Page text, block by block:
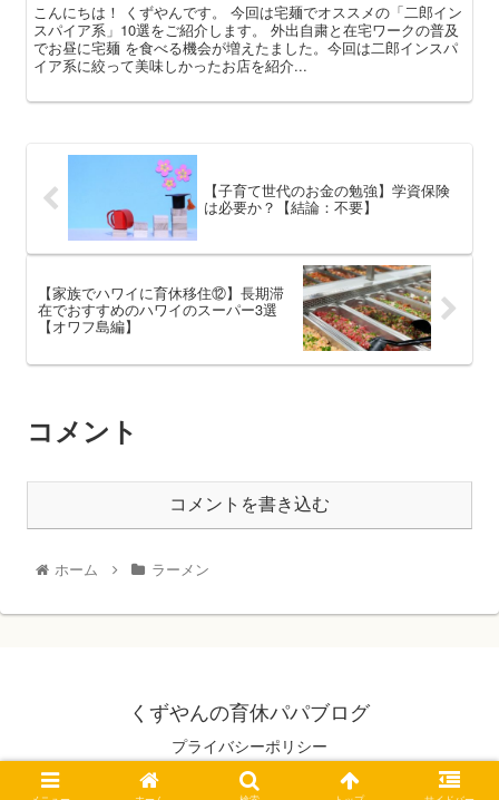
こんにちは！ くずやんです。 今回は宅麺でオススメの「二郎イン
スパイア系」10選をご紹介します。 外出自粛と在宅ワークの普及
でお昼に宅麺 を食べる機会が増えたました。今回は二郎インスパ
イア系に絞って美味しかったお店を紹介...
【子育て世代のお金の勉強】学資保険
は必要か？【結論：不要】
【家族でハワイに育休移住⑫】長期滞
在でおすすめのハワイのスーパー3選
【オワフ島編】
コメント
コメントを書き込む
ホーム ラーメン
くずやんの育休パパブログ
プライバシーポリシー
© 2020 くずやんの育休パパブログ.